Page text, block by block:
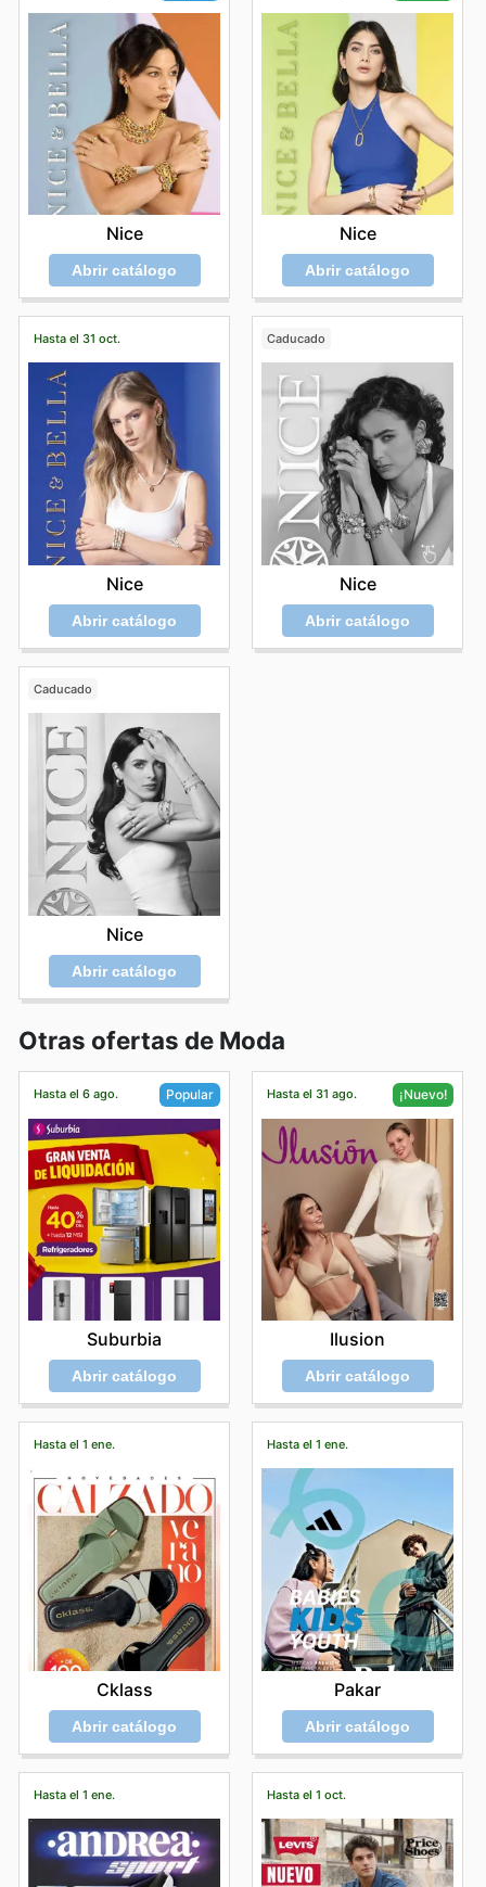
Nice
Abrir catálogo
Nice
Abrir catálogo
Hasta el 31 oct.
Nice
Abrir catálogo
Caducado
Nice
Abrir catálogo
Caducado
Nice
Abrir catálogo
Otras ofertas de Moda
Hasta el 6 ago. Popular
Suburbia
Abrir catálogo
Hasta el 31 ago. ¡Nuevo!
Ilusion
Abrir catálogo
Hasta el 1 ene.
Cklass
Abrir catálogo
Hasta el 1 ene.
Pakar
Abrir catálogo
Hasta el 1 ene. Hasta el 1 oct.